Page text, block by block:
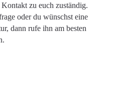
zu euch zuständig.
oder du wünschst eine
dann rufe ihn am besten